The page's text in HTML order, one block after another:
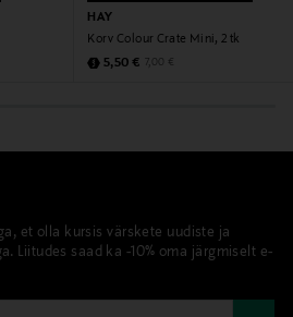
HAY
Korv Colour Crate Mini, 2 tk
Discounted Price
5,50 € Original Price
7,00 €
et olla kursis värskete uudiste ja
Liitudes saad ka -10% oma järgmiselt e-